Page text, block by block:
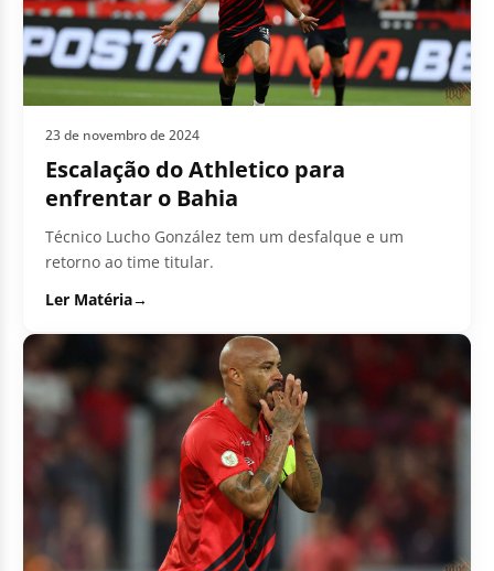
23 de novembro de 2024
Escalação do Athletico para
enfrentar o Bahia
Técnico Lucho González tem um desfalque e um
retorno ao time titular.
Ler Matéria→